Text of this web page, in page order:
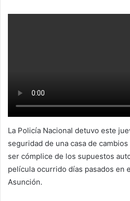
La Policía Nacional detuvo este
seguridad de una casa de
ser cómplice de los supuestos
película ocurrido días pasados en
Asunción.